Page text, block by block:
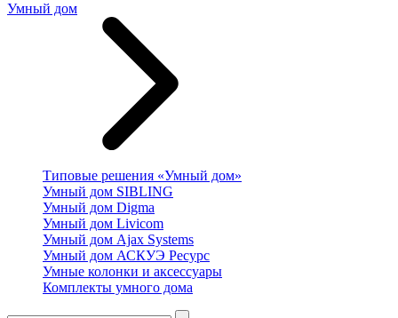
Умный дом
Типовые решения «Умный дом»
Умный дом SIBLING
Умный дом Digma
Умный дом Livicom
Умный дом Ajax Systems
Умный дом АСКУЭ Ресурс
Умные колонки и аксессуары
Комплекты умного дома